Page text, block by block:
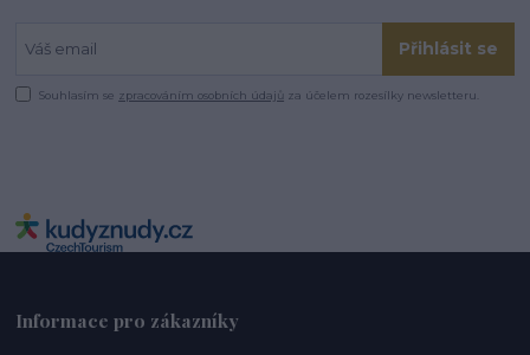
Přihlásit se
Souhlasím se zpracováním osobních údajů za účelem rozesílky newsletteru.
Informace pro zákazníky